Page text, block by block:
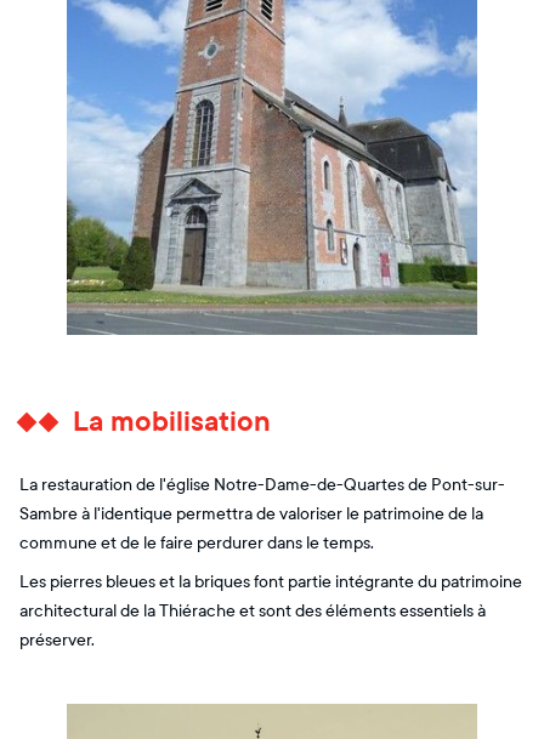
La mobilisation
La restauration de l'église Notre-Dame-de-Quartes de Pont-sur-
Sambre à l'identique permettra de valoriser le patrimoine de la
commune et de le faire perdurer dans le temps.
Les pierres bleues et la briques font partie intégrante du patrimoine
architectural de la Thiérache et sont des éléments essentiels à
préserver.